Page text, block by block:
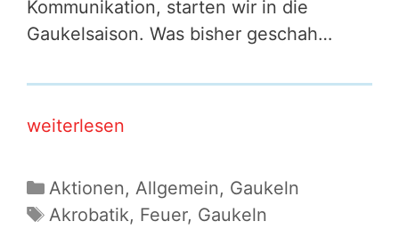
Kommunikation, starten wir in die
Gaukelsaison. Was bisher geschah…
weiterlesen
Gaukelei
Kategorien
Aktionen, Allgemein, Gaukeln
Schlagwörter
Akrobatik, Feuer, Gaukeln